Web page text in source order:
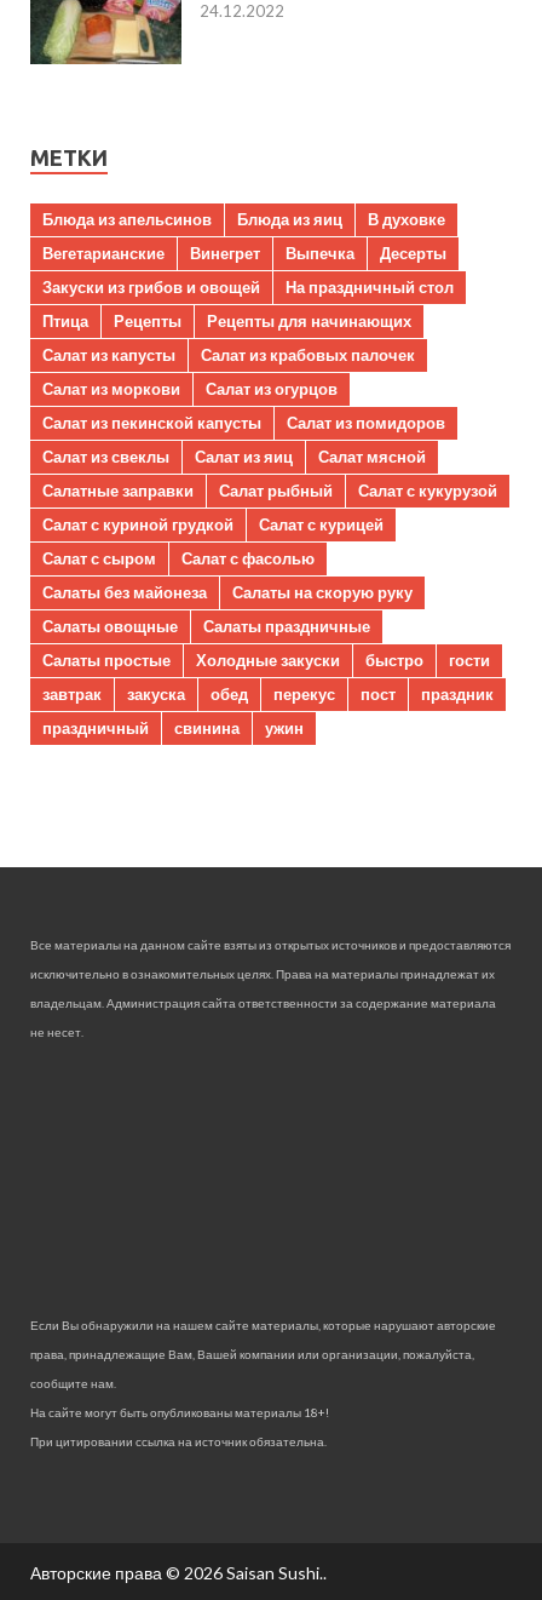
24.12.2022
МЕТКИ
Блюда из апельсинов Блюда из яиц
В духовке
Вегетарианские
Винегрет Выпечка
Десерты
Закуски из грибов и овощей
На праздничный стол
Птица
Рецепты
Рецепты для начинающих
Салат из капусты
Салат из крабовых палочек
Салат из моркови
Салат из огурцов
Салат из пекинской капусты
Салат из помидоров
Салат из свеклы
Салат из яиц
Салат мясной
Салатные заправки
Салат рыбный
Салат с кукурузой
Салат с куриной грудкой
Салат с курицей
Салат с сыром
Салат с фасолью
Салаты без майонеза
Салаты на скорую руку
Салаты овощные
Салаты праздничные
Салаты простые
Холодные закуски быстро
гости
завтрак
закуска обед перекус пост
праздник
праздничный
свинина ужин
Все материалы на данном сайте взяты из открытых источников и предоставляются
исключительно в ознакомительных целях. Права на материалы принадлежат их
владельцам. Администрация сайта ответственности за содержание материала
не несет.
Если Вы обнаружили на нашем сайте материалы, которые нарушают авторские
права, принадлежащие Вам, Вашей компании или организации, пожалуйста,
сообщите нам.
На сайте могут быть опубликованы материалы 18+!
При цитировании ссылка на источник обязательна.
Авторские права © 2026Saisan Sushi..